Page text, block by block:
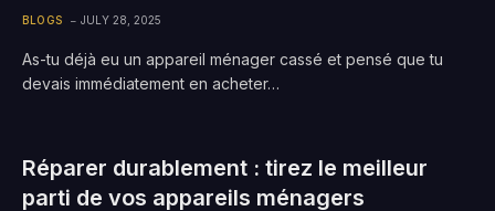
BLOGS JULY 28, 2025
As-tu déjà eu un appareil ménager cassé et pensé que tu
devais immédiatement en acheter…
Réparer durablement : tirez le meilleur
parti de vos appareils ménagers